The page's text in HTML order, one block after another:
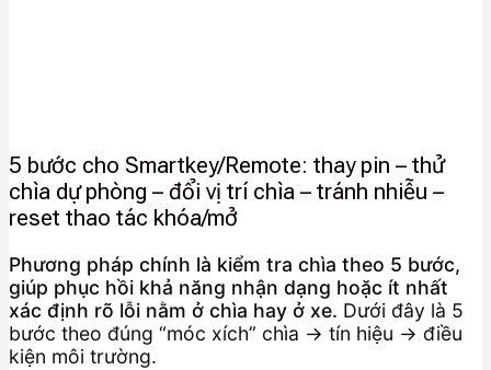
5 bước cho Smartkey/Remote: thay pin – thử
chìa dự phòng – đổi vị trí chìa – tránh nhiễu –
reset thao tác khóa/mở
Phương pháp chính là kiểm tra chìa theo 5 bước,
giúp phục hồi khả năng nhận dạng hoặc ít nhất
xác định rõ lỗi nằm ở chìa hay ở xe. Dưới đây là 5
bước theo đúng “móc xích” chìa → tín hiệu → điều
kiện môi trường.